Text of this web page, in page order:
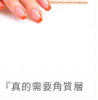
真的需要角質層